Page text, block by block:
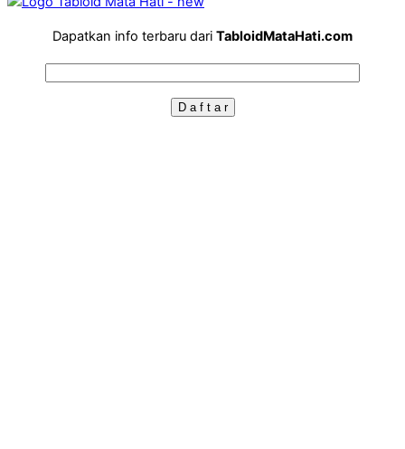
Dapatkan info terbaru dari TabloidMataHati.com